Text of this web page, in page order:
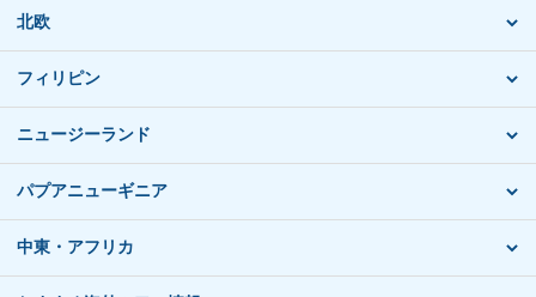
北欧
フィリピン
ニュージーランド
パプアニューギニア
中東・アフリカ